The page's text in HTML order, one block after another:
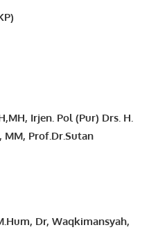
, Irjen. Pol (Pur) Drs. H.
MM, Prof.Dr.Sutan
, Dr, Waqkimansyah,